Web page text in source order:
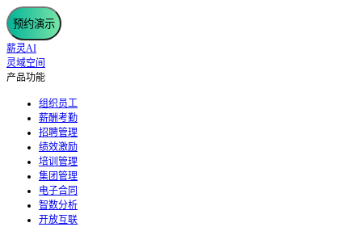
预约演示
薪灵AI
灵域空间
产品功能
组织员工
薪酬考勤
招聘管理
绩效激励
培训管理
集团管理
电子合同
智数分析
开放互联